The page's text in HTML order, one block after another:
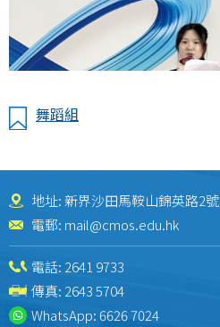
舞蹈組
地址: 新界沙田馬鞍山錦英路2號
電郵: mail@cmos.edu.hk
電話: 2641 9733
傳真: 2643 5704
WhatsApp:6626 7024